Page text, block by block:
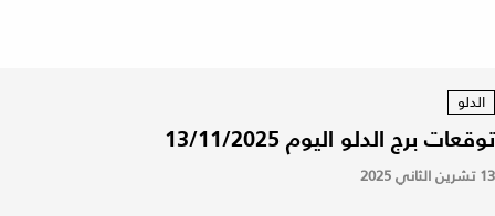
الدلو
توقعات برج الدلو اليوم 13/11/2025
13 تشرين الثاني 2025